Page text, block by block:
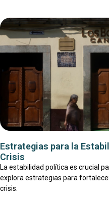
Estrategias para la
Crisis
La estabilidad política es crucial
explora estrategias para
crisis.